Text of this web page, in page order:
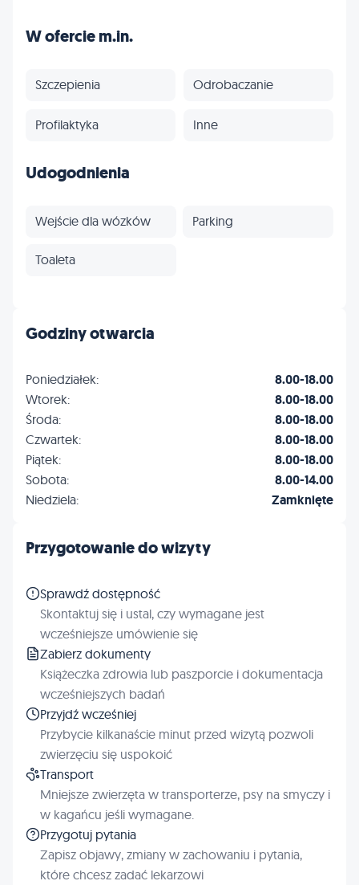
W ofercie m.in.
Szczepienia Odrobaczanie
Profilaktyka Inne
Udogodnienia
Wejście dla wózków Parking
Toaleta
Godziny otwarcia
Poniedziałek: 8.00-18.00
Wtorek: 8.00-18.00
Środa: 8.00-18.00
Czwartek: 8.00-18.00
Piątek: 8.00-18.00
Sobota: 8.00-14.00
Niedziela: Zamknięte
Przygotowanie do wizyty
Sprawdź dostępność
Skontaktuj się i ustal, czy wymagane jest
wcześniejsze umówienie się
Zabierz dokumenty
Książeczka zdrowia lub paszporcie i dokumentacja
wcześniejszych badań
Przyjdź wcześniej
Przybycie kilkanaście minut przed wizytą pozwoli
zwierzęciu się uspokoić
Transport
Mniejsze zwierzęta w transporterze, psy na smyczy i
w kagańcu jeśli wymagane.
Przygotuj pytania
Zapisz objawy, zmiany w zachowaniu i pytania,
które chcesz zadać lekarzowi